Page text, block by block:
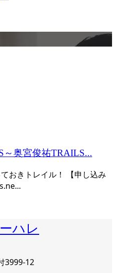
奥宮俊祐TRAILS...
おきトレイル！ 【申し込み
ハレ
3999-12